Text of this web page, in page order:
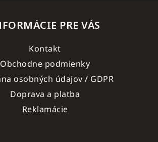
PRE VÁS
Kontakt
Obchodne podmienky
osobných údajov / GDPR
Doprava a platba
Reklamácie